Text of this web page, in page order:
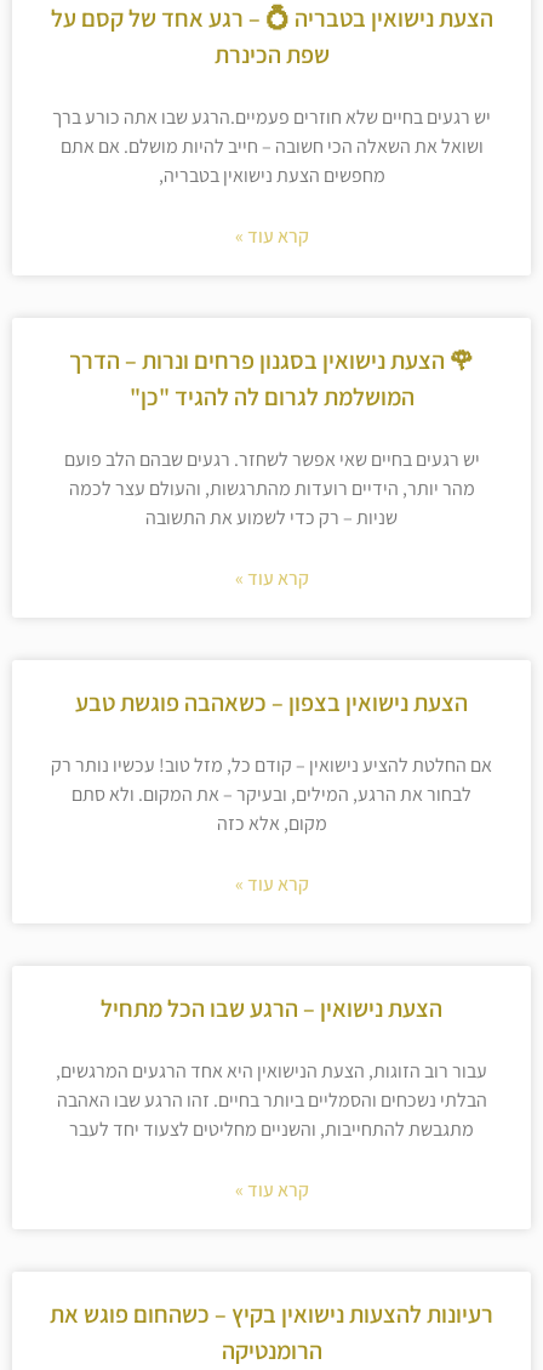
הצעת נישואין בטבריה 💍 – רגע אחד של קסם על
שפת הכינרת
יש רגעים בחיים שלא חוזרים פעמיים.הרגע שבו אתה כורע ברך
ושואל את השאלה הכי חשובה – חייב להיות מושלם. אם אתם
מחפשים הצעת נישואין בטבריה,
קרא עוד »
🌹 הצעת נישואין בסגנון פרחים ונרות – הדרך
המושלמת לגרום לה להגיד "כן"
יש רגעים בחיים שאי אפשר לשחזר. רגעים שבהם הלב פועם
מהר יותר, הידיים רועדות מהתרגשות, והעולם עצר לכמה
שניות – רק כדי לשמוע את התשובה
קרא עוד »
הצעת נישואין בצפון – כשאהבה פוגשת טבע
אם החלטת להציע נישואין – קודם כל, מזל טוב! עכשיו נותר רק
לבחור את הרגע, המילים, ובעיקר – את המקום. ולא סתם
מקום, אלא כזה
קרא עוד »
הצעת נישואין – הרגע שבו הכל מתחיל
עבור רוב הזוגות, הצעת הנישואין היא אחד הרגעים המרגשים,
הבלתי נשכחים והסמליים ביותר בחיים. זהו הרגע שבו האהבה
מתגבשת להתחייבות, והשניים מחליטים לצעוד יחד לעבר
קרא עוד »
רעיונות להצעות נישואין בקיץ – כשהחום פוגש את
הרומנטיקה